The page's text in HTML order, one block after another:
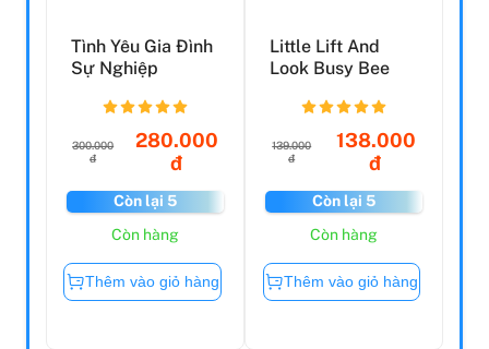
Tình Yêu Gia Đình
Sự Nghiệp
300.000
đ
280.000
đ
Còn lại 5
Còn hàng
Thêm vào giỏ hàng
Little Lift And
Look Busy Bee
139.000
đ
138.000
đ
Còn lại 5
Còn hàng
Thêm vào giỏ hàng